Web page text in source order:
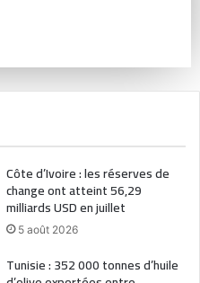
Côte d’Ivoire : les réserves de
change ont atteint 56,29
milliards USD en juillet
5 août 2026
Tunisie : 352 000 tonnes d’huile